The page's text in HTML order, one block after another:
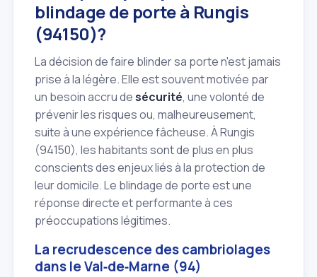
blindage de porte à Rungis
(94150)?
La décision de faire blinder sa porte n'est jamais
prise à la légère. Elle est souvent motivée par
un besoin accru desécurité, une volonté de
prévenir les risques ou, malheureusement,
suite à une expérience fâcheuse. À Rungis
(94150), les habitants sont de plus en plus
conscients des enjeux liés à la protection de
leur domicile. Le blindage de porte est une
réponse directe et performante à ces
préoccupations légitimes.
La recrudescence des cambriolages
dans le Val‑de‑Marne (94)